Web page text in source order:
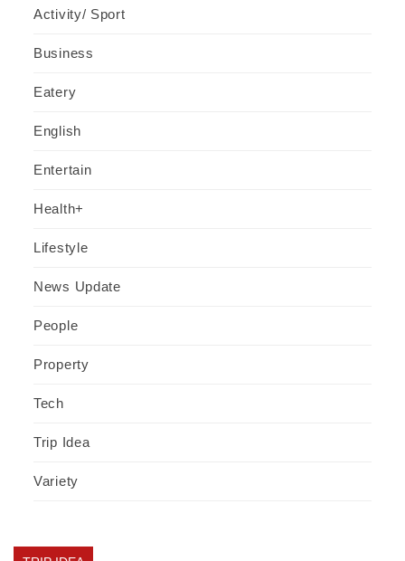
Activity/ Sport
Business
Eatery
English
Entertain
Health+
Lifestyle
News Update
People
Property
Tech
Trip Idea
Variety